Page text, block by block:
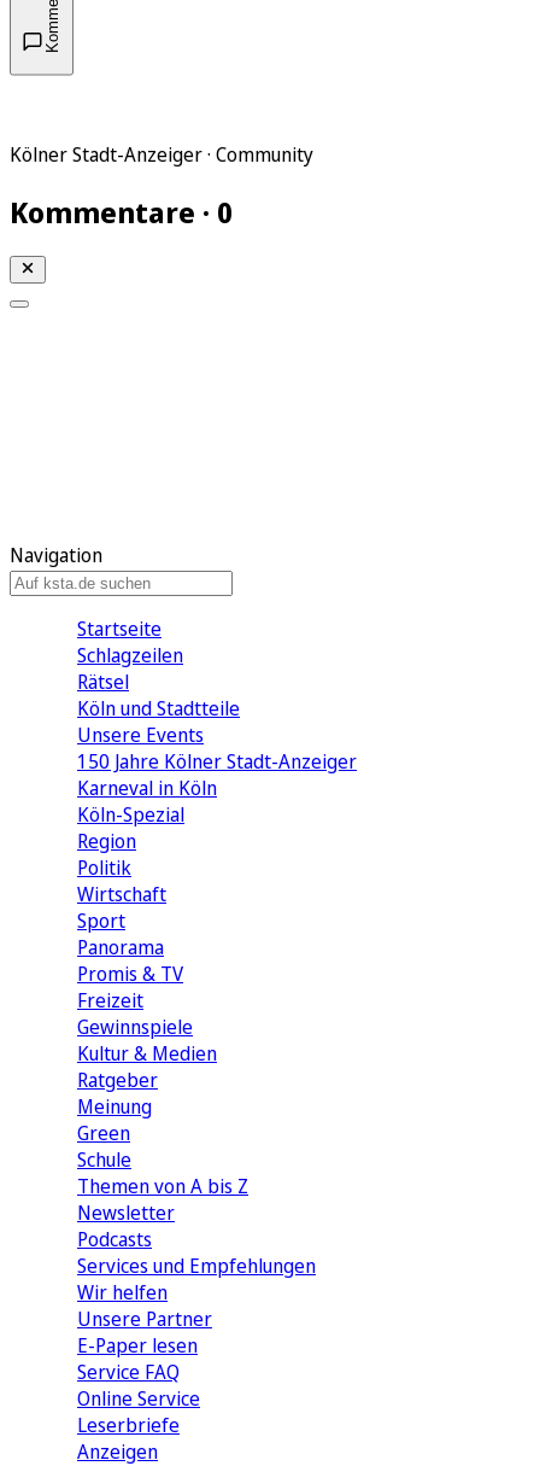
Kölner Stadt-Anzeiger · Community
Kommentare · 0
Navigation
Startseite
Schlagzeilen
Rätsel
Köln und Stadtteile
Unsere Events
150 Jahre Kölner Stadt-Anzeiger
Karneval in Köln
Köln-Spezial
Region
Politik
Wirtschaft
Sport
Panorama
Promis & TV
Freizeit
Gewinnspiele
Kultur & Medien
Ratgeber
Meinung
Green
Schule
Themen von A bis Z
Newsletter
Podcasts
Services und Empfehlungen
Wir helfen
Unsere Partner
E-Paper lesen
Service FAQ
Online Service
Leserbriefe
Anzeigen